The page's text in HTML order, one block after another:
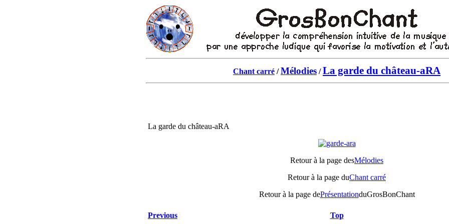
Chant carré /Mélodies /La garde du château-aRA
La garde du château-aRA
Retour à la page desMélodies
Retour à la page duChant carré
Retour à la page dePrésentationduGrosBonChant
Previous Top